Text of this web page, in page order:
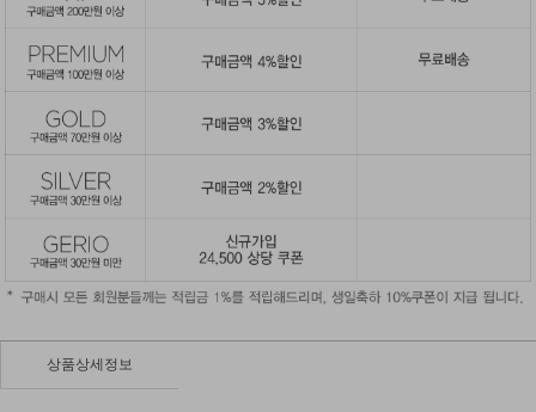
상품상세정보